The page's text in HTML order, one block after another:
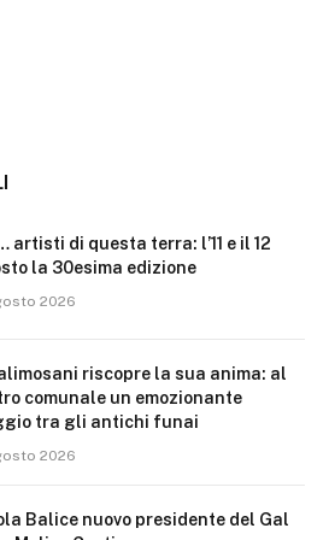
artisti di questa terra: l’11 e il 12
la 30esima edizione
2026
riscopre la sua anima: al
comunale un emozionante
tra gli antichi funai
2026
Balice nuovo presidente del Gal